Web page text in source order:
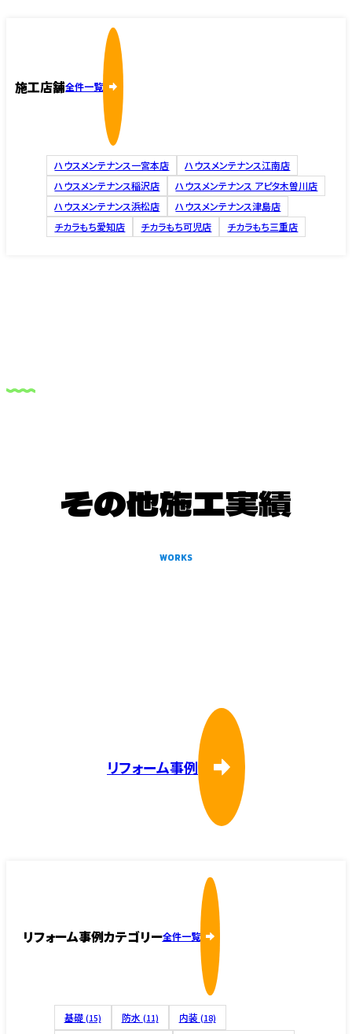
施工店舗全件一覧
ハウスメンテナンス一宮本店
ハウスメンテナンス江南店
ハウスメンテナンス稲沢店
ハウスメンテナンス アピタ木曽川店
ハウスメンテナンス浜松店
ハウスメンテナンス津島店
チカラもち愛知店
チカラもち可児店 チカラもち三重店
その他施工実績
WORKS
リフォーム事例
リフォーム事例カテゴリー全件一覧
基礎 (15) 防水 (11) 内装 (18)